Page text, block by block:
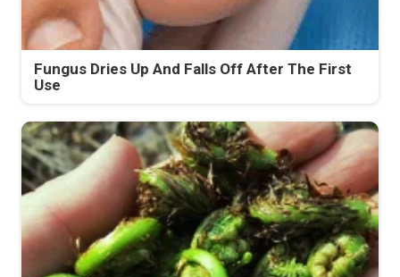
Fungus Dries Up And Falls Off After The First
Use